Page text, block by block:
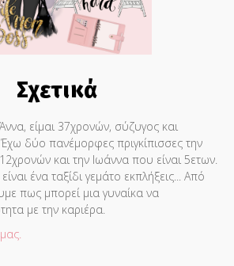
Σχετικά
είμαι 37χρονών, σύζυγος και
δύο πανέμορφες πριγκίπισσες την
και την Ιωάννα που είναι 5ετων.
ένα ταξίδι γεμάτο εκπλήξεις... Από
πως μπορεί μια γυναίκα να
με την καριέρα.